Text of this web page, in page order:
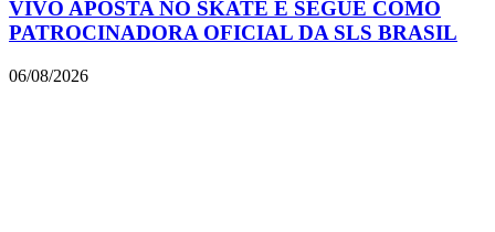
VIVO APOSTA NO SKATE E SEGUE COMO
PATROCINADORA OFICIAL DA SLS BRASIL
06/08/2026